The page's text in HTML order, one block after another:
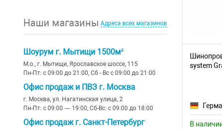
Lightstar(39)
Loft it(1)
Maytoni(38)
MyFar(10)
Nowodvorski (1)
Basis
Zon
Larc
Basis Grid
бронза
хром
прозрачный
Наши магазины Адреса всех магазинов
Шоурум г. Мытищи 1500м²
М.о., г. Мытищи, Ярославское шоссе, 115
Пн-Пт: с 09:00 до 21:00, Сб - Вс с 09:00 до 21:00
Офис продаж и ПВЗ г. Москва
г. Москва, ул. Нагатинская улица, 2
Пн-Пт: с 09:00 — 19:00, Сб-Вс: с 09:00 до 18:00
Офис продаж г. Санкт-Петербург
system
В